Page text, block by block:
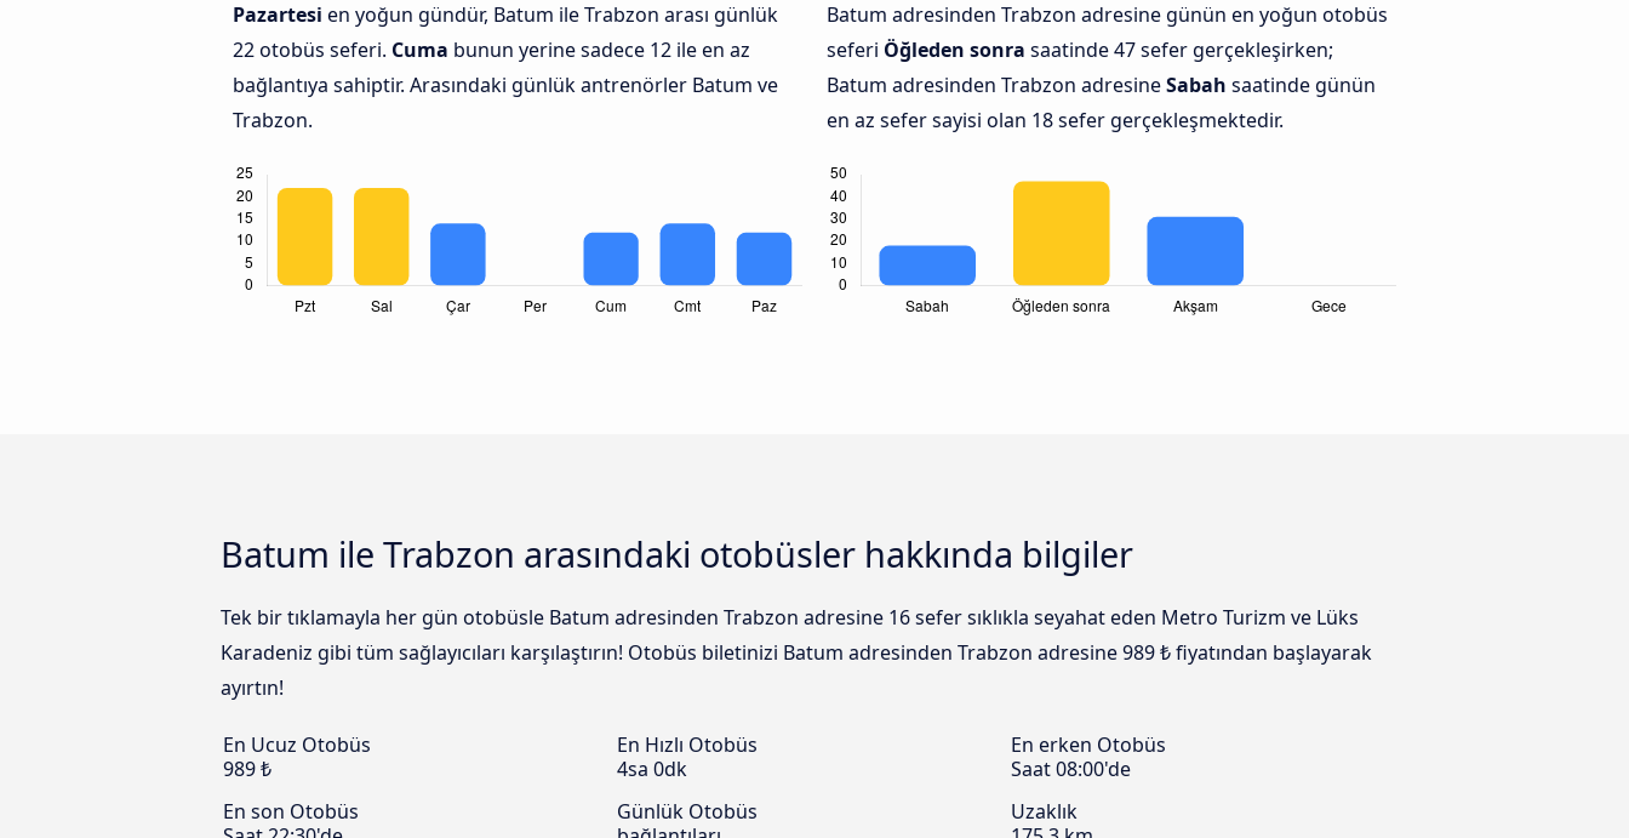
Pazartesi en yoğun gündür, Batum ile Trabzon arası günlük
22 otobüs seferi. Cuma bunun yerine sadece 12 ile en az
bağlantıya sahiptir. Arasındaki günlük antrenörler Batum ve
Trabzon.
Batum adresinden Trabzon adresine günün en yoğun otobüs
seferi Öğleden sonra saatinde 47 sefer gerçekleşirken;
Batum adresinden Trabzon adresineSabah saatinde günün
en az sefer sayisi olan 18 sefer gerçekleşmektedir.
Batum ile Trabzon arasındaki otobüsler hakkında bilgiler
Tek bir tıklamayla her gün otobüsle Batum adresinden Trabzon adresine 16 sefer sıklıkla seyahat eden Metro Turizm ve Lüks
Karadeniz gibi tüm sağlayıcıları karşılaştırın! Otobüs biletinizi Batum adresinden Trabzon adresine 989 ₺ fiyatından başlayarak
ayırtın!
En Ucuz Otobüs
989 ₺
En Hızlı Otobüs
4sa 0dk
En erken Otobüs
Saat 08:00'de
En son Otobüs
Günlük Otobüs
Uzaklık